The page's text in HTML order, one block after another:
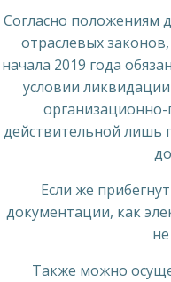
Согласно положениям
отраслевых
начала 2019 года
условии
действительной лишь
Если же
документации, как
Также можно